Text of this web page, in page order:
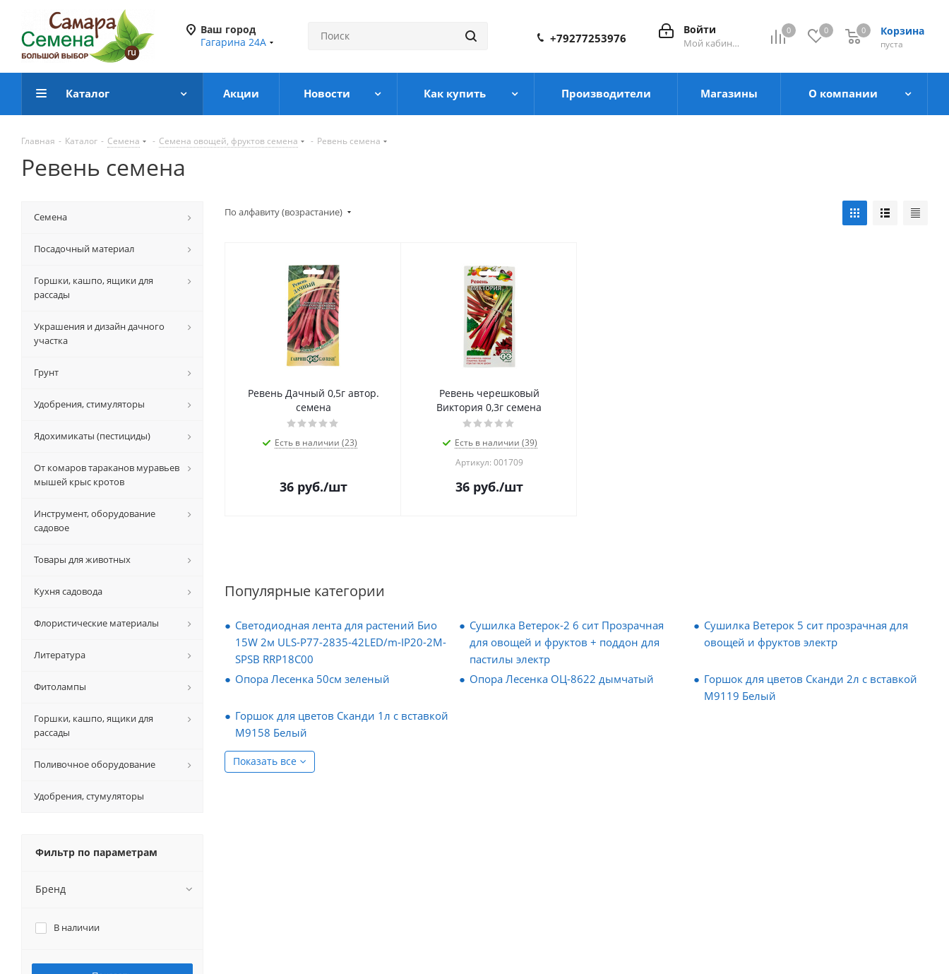
Ваш город
Гагарина 24А
0 0 Корзина
0
пуста
0
Войти
Мой кабинет
+79277253976
Каталог Акции Новости Как купить Производители Магазины О компании
Главная - Каталог - Семена - Семена овощей, фруктов семена - Ревень семена
Ревень семена
По алфавиту (возрастание)
Ревень Дачный 0,5г автор.
семена
Есть в наличии (23)
36руб./шт
Ревень черешковый
Виктория 0,3г семена
Есть в наличии (39)
Артикул: 001709
36руб./шт
Популярные категории
Светодиодная лента для растений Био
15W 2м ULS-P77-2835-42LED/m-IP20-2M-
SPSB RRP18C00
Сушилка Ветерок-2 6 сит Прозрачная
для овощей и фруктов + поддон для
пастилы электр
Сушилка Ветерок 5 сит прозрачная для
овощей и фруктов электр
Опора Лесенка 50см зеленый Опора Лесенка ОЦ-8622 дымчатый
Горшок для цветов Сканди 2л с вставкой
М9119 Белый
Горшок для цветов Сканди 1л с вставкой
М9158 Белый
Показать все
Семена
Посадочный материал
Горшки, кашпо, ящики для
рассады
Украшения и дизайн дачного
участка
Грунт
Удобрения, стимуляторы
Ядохимикаты (пестициды)
От комаров тараканов муравьев
мышей крыс кротов
Инструмент, оборудование
садовое
Товары для животных
Кухня садовода
Флористические материалы
Литература
Фитолампы
Горшки, кашпо, ящики для
рассады
Поливочное оборудование
Удобрения, стумуляторы
Фильтр по параметрам
Бренд
В наличии